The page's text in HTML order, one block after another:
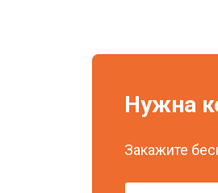
Замена блока
Нужна
Закажите